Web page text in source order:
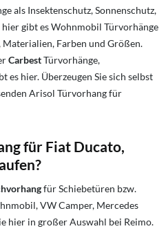
als Insektenschutz, Sonnenschutz,
gibt es Wohnmobil Türvorhänge
Materialien, Farben und Größen.
CarbestTürvorhänge,
es hier. Überzeugen Sie sich selbst
Arisol Türvorhang für
für Fiat Ducato,
für Schiebetüren bzw.
VW Camper, Mercedes
hier in großer Auswahl bei Reimo.